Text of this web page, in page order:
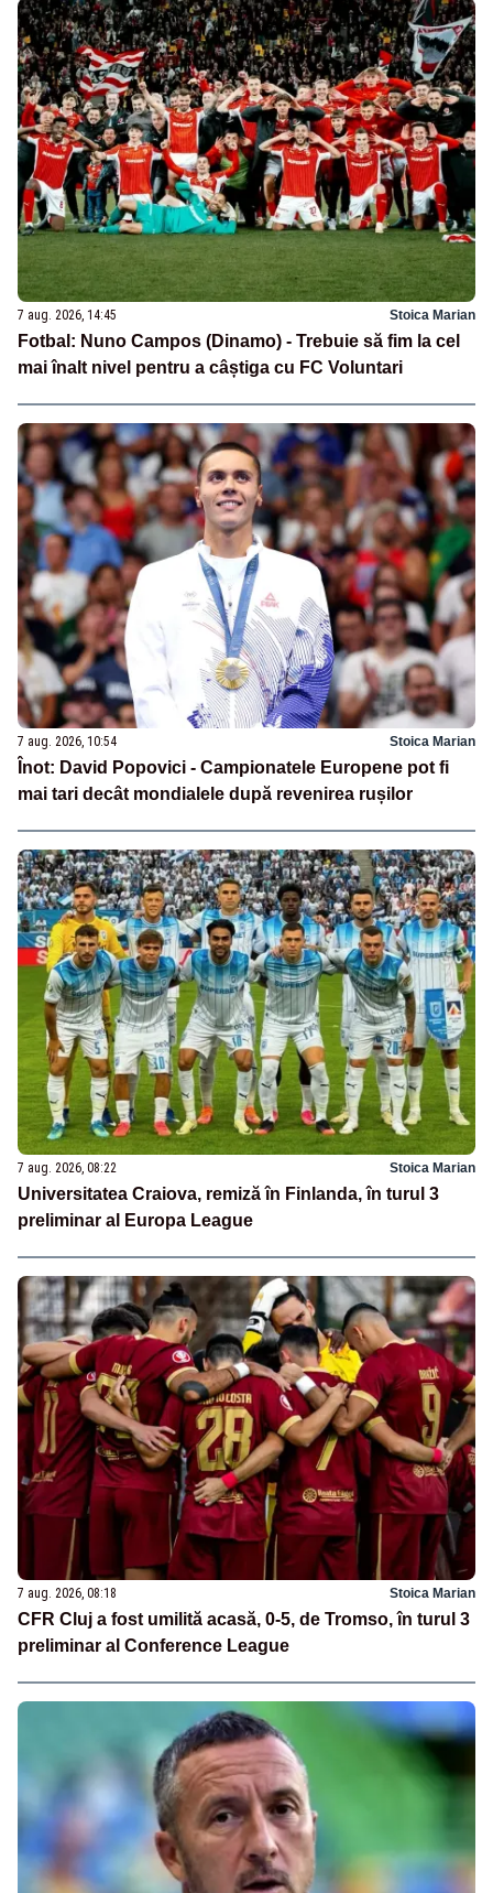
7 aug. 2026, 14:45 Stoica Marian
Fotbal: Nuno Campos (Dinamo) - Trebuie să fim la cel
mai înalt nivel pentru a câștiga cu FC Voluntari
7 aug. 2026, 10:54 Stoica Marian
Înot: David Popovici - Campionatele Europene pot fi
mai tari decât mondialele după revenirea rușilor
7 aug. 2026, 08:22 Stoica Marian
Universitatea Craiova, remiză în Finlanda, în turul 3
preliminar al Europa League
7 aug. 2026, 08:18 Stoica Marian
CFR Cluj a fost umilită acasă, 0-5, de Tromso, în turul 3
preliminar al Conference League